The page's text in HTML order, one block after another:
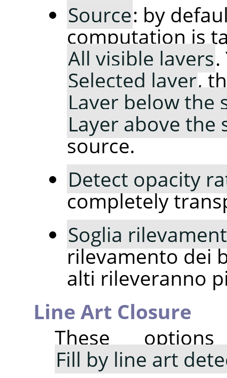
Source: by
computation is
All visible layers
Selected layer,
Layer below the
Layer above the
source.
Detect opacity
completely
Soglia
rilevamento dei
alti rileveranno
Line Art Closure
These
Fill by line art